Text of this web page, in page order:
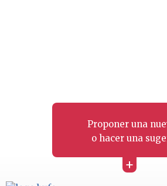
Proponer una
o hacer una
+